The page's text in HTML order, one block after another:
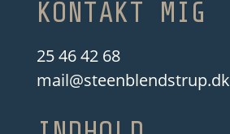
KONTAKT MIG
25 46 42 68
mail@steenblendstrup.dk